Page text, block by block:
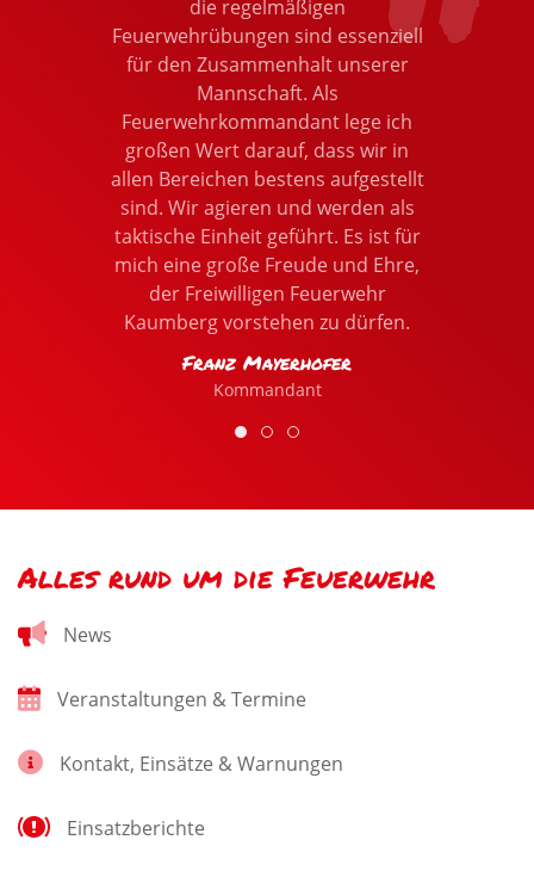
die regelmäßigen
Feuerwehrübungen sind essenziell
für den Zusammenhalt unserer
Mannschaft. Als
Feuerwehrkommandant lege ich
großen Wert darauf, dass wir in
allen Bereichen bestens aufgestellt
sind. Wir agieren und werden als
taktische Einheit geführt. Es ist für
mich eine große Freude und Ehre,
der Freiwilligen Feuerwehr
Kaumberg vorstehen zu dürfen.
Franz Mayerhofer
Kommandant
Alles rund um die Feuerwehr
News
Veranstaltungen & Termine
Kontakt, Einsätze & Warnungen
Einsatzberichte